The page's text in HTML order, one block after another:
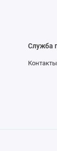
Служба
Контакты